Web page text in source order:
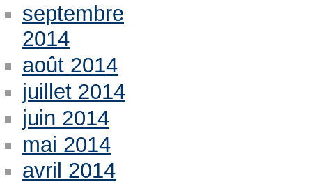
septembre
2014
août 2014
juillet 2014
juin 2014
mai 2014
avril 2014